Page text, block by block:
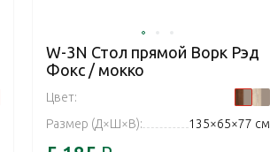
W-3N Стол прямой Ворк Рэд
Фокс / мокко
Цвет:
Размер (Д×Ш×В):
135×65×77 см